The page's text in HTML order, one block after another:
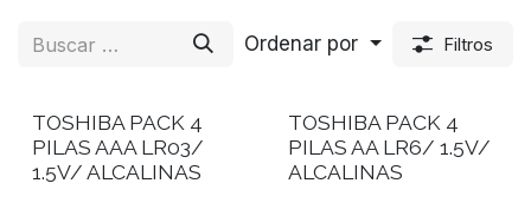
Ordenar por Filtros
TOSHIBA PACK 4
PILAS AAA LR03/
1.5V/ ALCALINAS
TOSHIBA PACK 4
PILAS AA LR6/ 1.5V/
ALCALINAS